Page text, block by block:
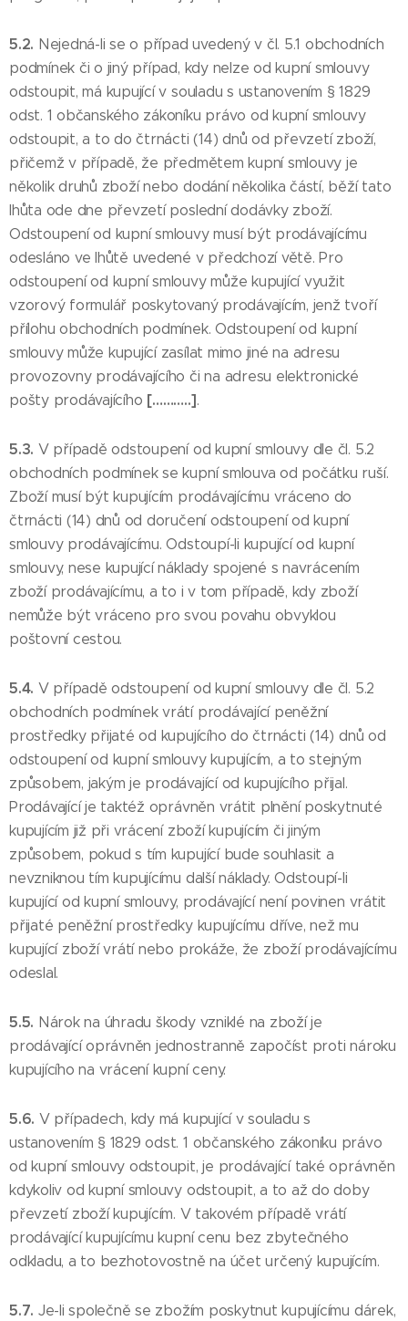
5.2. Nejedná-li se o případ uvedený v čl. 5.1 obchodních
podmínek či o jiný případ, kdy nelze od kupní smlouvy
odstoupit, má kupující v souladu s ustanovením § 1829
odst. 1 občanského zákoníku právo od kupní smlouvy
odstoupit, a to do čtrnácti (14) dnů od převzetí zboží,
přičemž v případě, že předmětem kupní smlouvy je
několik druhů zboží nebo dodání několika částí, běží tato
lhůta ode dne převzetí poslední dodávky zboží.
Odstoupení od kupní smlouvy musí být prodávajícímu
odesláno ve lhůtě uvedené v předchozí větě. Pro
odstoupení od kupní smlouvy může kupující využit
vzorový formulář poskytovaný prodávajícím, jenž tvoří
přílohu obchodních podmínek. Odstoupení od kupní
smlouvy může kupující zasílat mimo jiné na adresu
provozovny prodávajícího či na adresu elektronické
pošty prodávajícího [………..].
5.3. V případě odstoupení od kupní smlouvy dle čl. 5.2
obchodních podmínek se kupní smlouva od počátku ruší.
Zboží musí být kupujícím prodávajícímu vráceno do
čtrnácti (14) dnů od doručení odstoupení od kupní
smlouvy prodávajícímu. Odstoupí-li kupující od kupní
smlouvy, nese kupující náklady spojené s navrácením
zboží prodávajícímu, a to i v tom případě, kdy zboží
nemůže být vráceno pro svou povahu obvyklou
poštovní cestou.
5.4. V případě odstoupení od kupní smlouvy dle čl. 5.2
obchodních podmínek vrátí prodávající peněžní
prostředky přijaté od kupujícího do čtrnácti (14) dnů od
odstoupení od kupní smlouvy kupujícím, a to stejným
způsobem, jakým je prodávající od kupujícího přijal.
Prodávající je taktéž oprávněn vrátit plnění poskytnuté
kupujícím již při vrácení zboží kupujícím či jiným
způsobem, pokud s tím kupující bude souhlasit a
nevzniknou tím kupujícímu další náklady. Odstoupí-li
kupující od kupní smlouvy, prodávající není povinen vrátit
přijaté peněžní prostředky kupujícímu dříve, než mu
kupující zboží vrátí nebo prokáže, že zboží prodávajícímu
odeslal.
5.5. Nárok na úhradu škody vzniklé na zboží je
prodávající oprávněn jednostranně započíst proti nároku
kupujícího na vrácení kupní ceny.
5.6. V případech, kdy má kupující v souladu s
ustanovením § 1829 odst. 1 občanského zákoníku právo
od kupní smlouvy odstoupit, je prodávající také oprávněn
kdykoliv od kupní smlouvy odstoupit, a to až do doby
převzetí zboží kupujícím. V takovém případě vrátí
prodávající kupujícímu kupní cenu bez zbytečného
odkladu, a to bezhotovostně na účet určený kupujícím.
5.7. Je-li společně se zbožím poskytnut kupujícímu dárek,